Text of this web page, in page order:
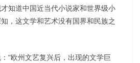
知道中国近当代小说家和世界级小
，这文学和艺术没有国界和民族之
“欧州文艺复兴后，出现的文学巨